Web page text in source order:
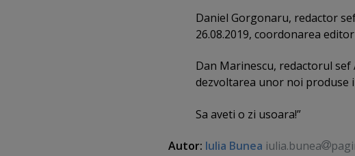
Daniel Gorgonaru, redactor
26.08.2019, coordonarea
Dan Marinescu, redactorul sef
dezvoltarea unor noi produse
Sa aveti o zi usoara!”
Autor: Iulia Bunea iulia.bunea